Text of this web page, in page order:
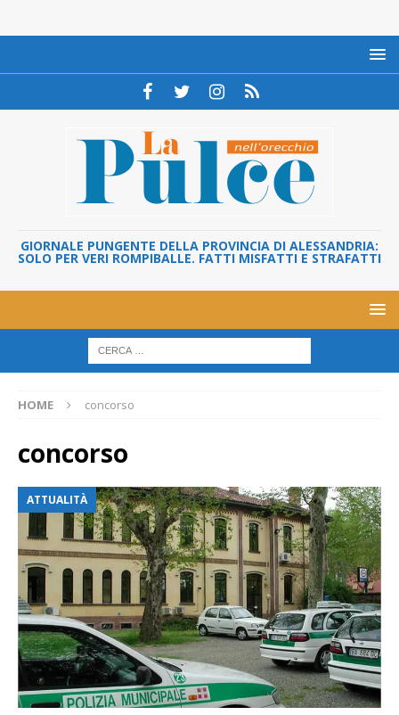
GIORNALE PUNGENTE DELLA PROVINCIA DI ALESSANDRIA:
SOLO PER VERI ROMPIBALLE. FATTI MISFATTI E STRAFATTI
HOME concorso
concorso
ATTUALITÀ